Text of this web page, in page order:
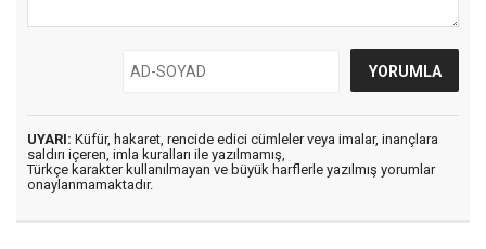
UYARI: Küfür, hakaret, rencide edici cümleler veya imalar, inançlara
saldırı içeren, imla kuralları ile yazılmamış,
Türkçe karakter kullanılmayan ve büyük harflerle yazılmış yorumlar
onaylanmamaktadır.